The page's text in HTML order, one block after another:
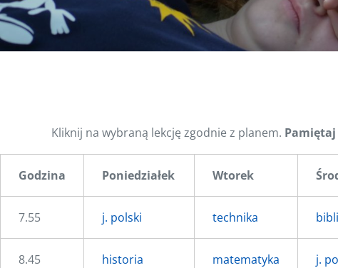
Kliknij na wybraną lekcję zgodnie z planem.
Godzina Poniedziałek Wtorek
7.55 j. polski technika
8.45 historia matematyka j.